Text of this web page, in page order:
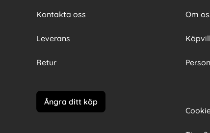
Kontakta oss
Leverans
Retur
Ångra ditt köp
Om